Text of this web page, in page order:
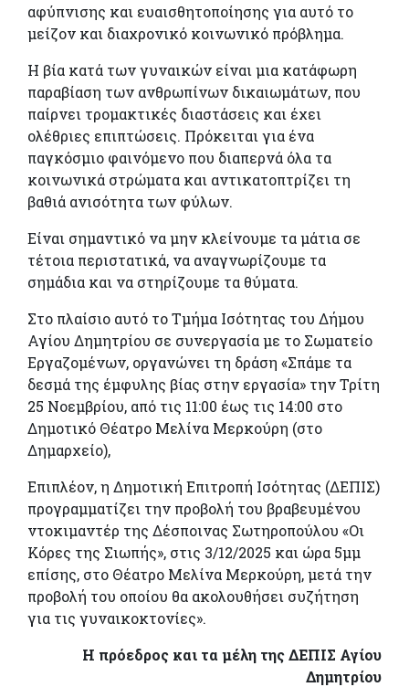
αφύπνισης και ευαισθητοποίησης για αυτό το
μείζον και διαχρονικό κοινωνικό πρόβλημα.
Η βία κατά των γυναικών είναι μια κατάφωρη
παραβίαση των ανθρωπίνων δικαιωμάτων, που
παίρνει τρομακτικές διαστάσεις και έχει
ολέθριες επιπτώσεις. Πρόκειται για ένα
παγκόσμιο φαινόμενο που διαπερνά όλα τα
κοινωνικά στρώματα και αντικατοπτρίζει τη
βαθιά ανισότητα των φύλων.
Είναι σημαντικό να μην κλείνουμε τα μάτια σε
τέτοια περιστατικά, να αναγνωρίζουμε τα
σημάδια και να στηρίζουμε τα θύματα.
Στο πλαίσιο αυτό το Τμήμα Ισότητας του Δήμου
Αγίου Δημητρίου σε συνεργασία με το Σωματείο
Εργαζομένων, οργανώνει τη δράση «Σπάμε τα
δεσμά της έμφυλης βίας στην εργασία» την Τρίτη
25 Νοεμβρίου, από τις 11:00 έως τις 14:00 στο
Δημοτικό Θέατρο Μελίνα Μερκούρη (στο
Δημαρχείο),
Επιπλέον, η Δημοτική Επιτροπή Ισότητας (ΔΕΠΙΣ)
προγραμματίζει την προβολή του βραβευμένου
ντοκιμαντέρ της Δέσποινας Σωτηροπούλου «Οι
Κόρες της Σιωπής», στις 3/12/2025 και ώρα 5μμ
επίσης, στο Θέατρο Μελίνα Μερκούρη, μετά την
προβολή του οποίου θα ακολουθήσει συζήτηση
για τις γυναικοκτονίες».
Η πρόεδρος και τα μέλη της ΔΕΠΙΣ Αγίου
Δημητρίου